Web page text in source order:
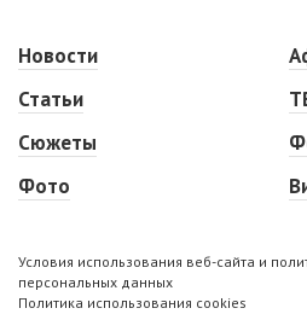
Новости
Статьи
Сюжеты
Фото
Условия использования веб-сайта и
персональных данных
Политика использования cookies